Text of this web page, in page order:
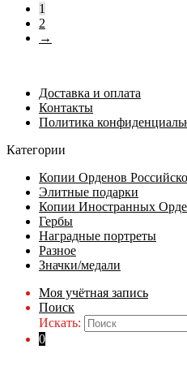
1
2
→
Доставка и оплата
Контакты
Политика
Категории
Копии Орденов
Элитные подарки
Копии Иностранных
Гербы
Наградные портреты
Разное
Значки/медали
Моя учётная запись
Поиск
Искать:
0